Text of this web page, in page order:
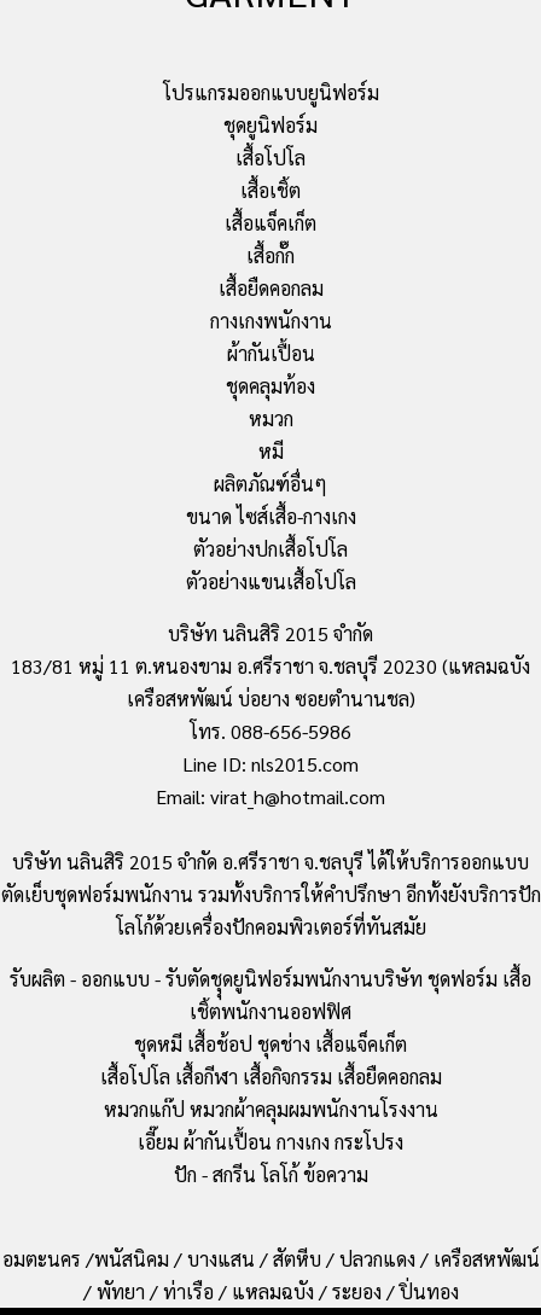
โปรแกรมออกแบบยูนิฟอร์ม
ชุดยูนิฟอร์ม
เสื้อโปโล
เสื้อเชิ้ต
เสื้อแจ็คเก็ต
เสื้อกั๊ก
เสื้อยืดคอกลม
กางเกงพนักงาน
ผ้ากันเปื้อน
ชุดคลุมท้อง
หมวก
หมี
ผลิตภัณฑ์อื่นๆ
ขนาด ไซส์เสื้อ-กางเกง
ตัวอย่างปกเสื้อโปโล
ตัวอย่างแขนเสื้อโปโล
บริษัท นลินสิริ 2015 จำกัด
183/81 หมู่ 11 ต.หนองขาม อ.ศรีราชา จ.ชลบุรี 20230 (แหลมฉบัง
เครือสหพัฒน์ บ่อยาง ซอยตำนานชล)
โทร. 088-656-5986
Line ID: nls2015.com
Email: virat_h@hotmail.com
บริษัท นลินสิริ 2015 จำกัด อ.ศรีราชา จ.ชลบุรี ได้ให้บริการออกแบบ
ตัดเย็บชุดฟอร์มพนักงาน รวมทั้งบริการให้คำปรึกษา อีกทั้งยังบริการปัก
โลโก้ด้วยเครื่องปักคอมพิวเตอร์ที่ทันสมัย
รับผลิต - ออกแบบ - รับตัดชุุดยูนิฟอร์มพนักงานบริษัท ชุดฟอร์ม เสื้อ
เชิ้ตพนักงานออฟฟิศ
ชุดหมี เสื้อช้อป ชุดช่าง เสื้อแจ็คเก็ต
เสื้อโปโล เสื้อกีฬา เสื้อกิจกรรม เสื้อยืดคอกลม
หมวกแก๊ป หมวกผ้าคลุมผมพนักงานโรงงาน
เอี๊ยม ผ้ากันเปื้อน กางเกง กระโปรง
ปัก - สกรีน โลโก้ ข้อความ
อมตะนคร /พนัสนิคม / บางแสน / สัตหีบ / ปลวกแดง / เครือสหพัฒน์
/ พัทยา / ท่าเรือ / แหลมฉบัง / ระยอง / ปิ่นทอง